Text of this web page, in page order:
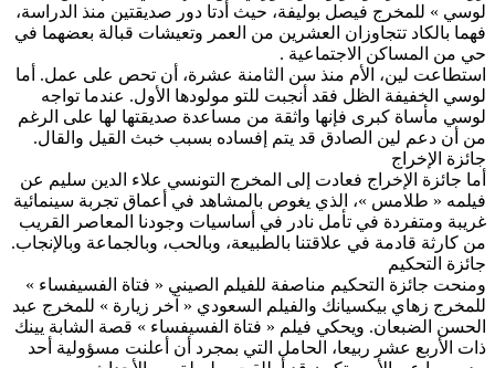
لوسي » للمخرج فيصل بوليفة، حيث أدتا دور صديقتين منذ الدراسة،
فهما بالكاد تتجاوزان العشرين من العمر وتعيشات قبالة بعضهما في
حي من المساكن الاجتماعية .
استطاعت لين، الأم منذ سن الثامنة عشرة، أن تحص على عمل. أما
لوسي الخفيفة الظل فقد أنجبت للتو مولودها الأول. عندما تواجه
لوسي مأساة كبرى فإنها واثقة من مساعدة صديقتها لها على الرغم
من أن دعم لين الصادق قد يتم إفساده بسبب خبث القيل والقال.
جائزة الإخراج
أما جائزة الإخراج فعادت إلى المخرج التونسي علاء الدين سليم عن
فيلمه « طلامس »، الذي يغوص بالمشاهد في أعماق تجربة سينمائية
غريبة ومتفردة في تأمل نادر في أساسيات وجودنا المعاصر القريب
من كارثة قادمة في علاقتنا بالطبيعة، وبالحب، وبالجماعة وبالإنجاب.
جائزة التحكيم
ومنحت جائزة التحكيم مناصفة للفيلم الصيني « فتاة الفسيفساء »
للمخرج زهاي بيكسيانك والفيلم السعودي « آخر زيارة » للمخرج عبد
الحسن الضبعان. ويحكي فيلم « فتاة الفسيفساء » قصة الشابة يينك
ذات الأربع عشر ربيعا، الحامل التي بمجرد أن أعلنت مسؤولية أحد